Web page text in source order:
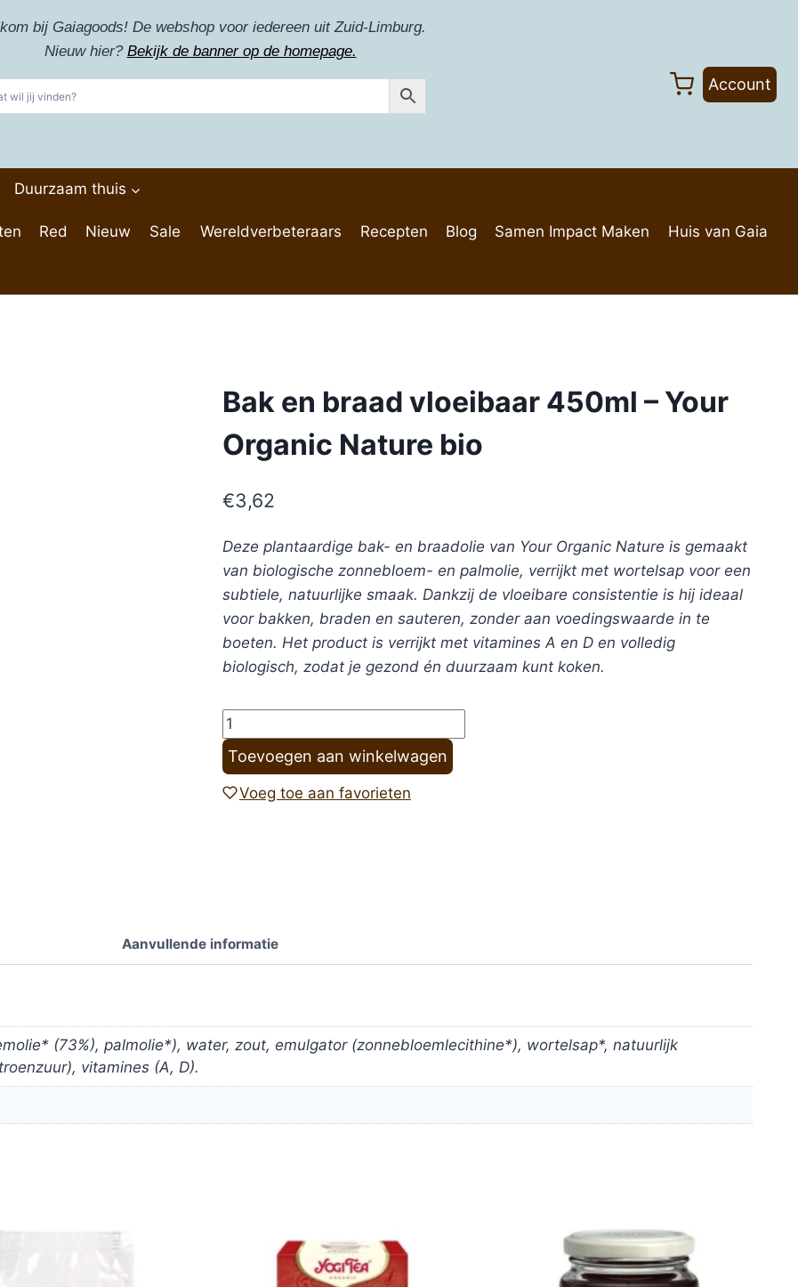
bij Gaiagoods! De webshop voor iedereen uit Zuid-Limburg.
Nieuw hier? Bekijk de banner op de homepage.
Account
Duurzaam thuis
Red Nieuw Sale Wereldverbeteraars Recepten Blog Samen Impact Maken Huis van Gaia
Bak en braad vloeibaar 450ml – Your
Organic Nature bio
€3,62
Deze plantaardige bak- en braadolie van Your Organic Nature is gemaakt
van biologische zonnebloem- en palmolie, verrijkt met wortelsap voor een
subtiele, natuurlijke smaak. Dankzij de vloeibare consistentie is hij ideaal
voor bakken, braden en sauteren, zonder aan voedingswaarde in te
boeten. Het product is verrijkt met vitamines A en D en volledig
biologisch, zodat je gezond én duurzaam kunt koken.
Bak
en
braad
vloeibaar
bio
aantal
Toevoegen aan winkelwagen
Voeg toe aan favorieten
Aanvullende informatie
(73%), palmolie*), water, zout, emulgator (zonnebloemlecithine*), wortelsap*, natuurlijk
vitamines (A, D).